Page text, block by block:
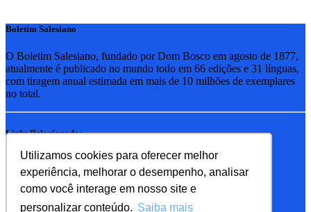
Utilizamos cookies para oferecer melhor
experiência, melhorar o desempenho, analisar
como você interage em nosso site e
personalizar conteúdo. Saiba mais
Boletim Salesiano
O Boletim Salesiano, fundado por Dom Bosco em agosto de 1877,
atualmente é publicado no mundo todo em 66 edições e 31 línguas,
com tiragem anual estimada em mais de 10 milhões de exemplares
no total.
Links Relacionados
RSB - Rede Salesiana Brasil
EDEBE - Editora
UPV - União pela Vida